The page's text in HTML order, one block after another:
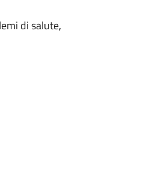
di salute,